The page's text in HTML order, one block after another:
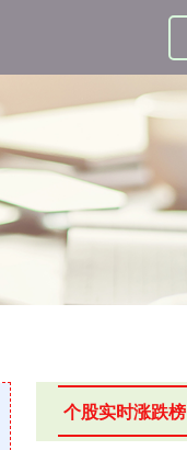
个股实时涨跌榜